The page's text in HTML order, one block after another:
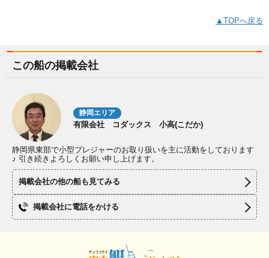
▲TOPへ戻る
この船の掲載会社
静岡エリア
有限会社 コダックス 小高(こだか)
静岡県東部で小型プレジャーのお取り扱いを主に活動をしております
♪ 引き続きよろしくお願い申し上げます。
掲載会社の他の船も見てみる
掲載会社に電話をかける